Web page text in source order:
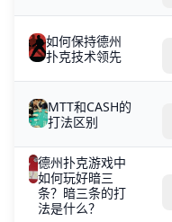
如何保持德州
扑克技术领先
MTT和CASH的
打法区别
德州扑克游戏中
如何玩好暗三
条？暗三条的打
法是什么？